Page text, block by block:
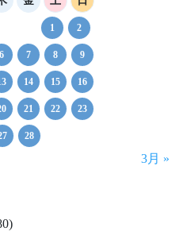
1 2
6 7 8 9
14 15 16
21 22 23
28
3月 »